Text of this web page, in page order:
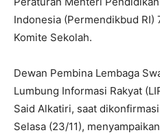
Indonesia (Permendikbud RI)
Komite Sekolah.
Dewan Pembina Lembaga
Lumbung Informasi Rakyat
Said Alkatiri, saat
Selasa (23/11),